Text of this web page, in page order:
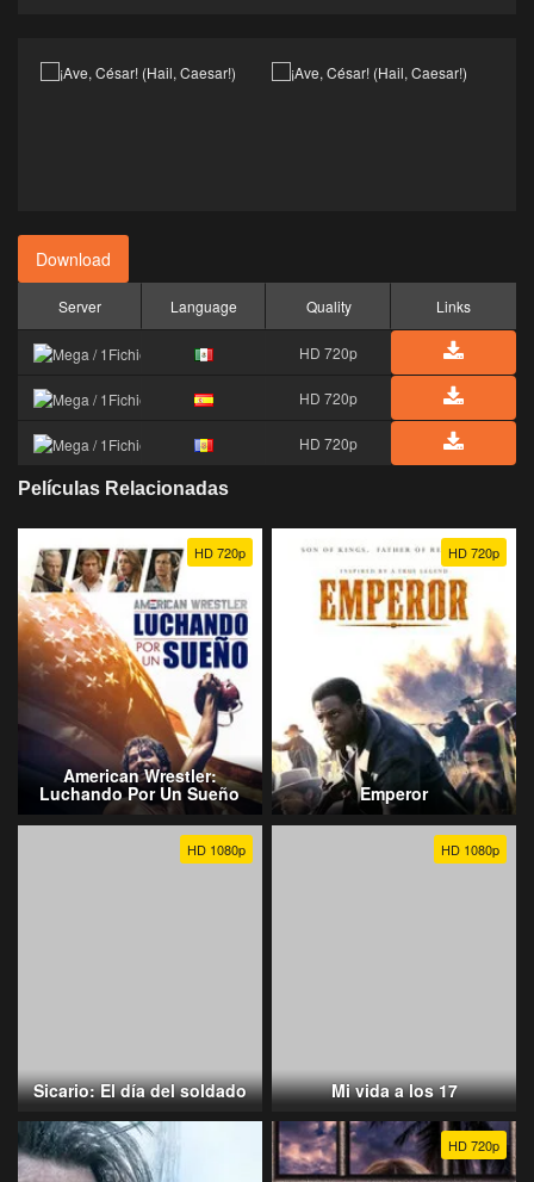
Download
Server Language Quality Links
HD 720p
HD 720p
HD 720p
Películas Relacionadas
HD 720p
American Wrestler:
Luchando Por Un Sueño
HD 720p
Emperor
HD 1080p
Sicario: El día del soldado
HD 1080p
Mi vida a los 17
HD 720p